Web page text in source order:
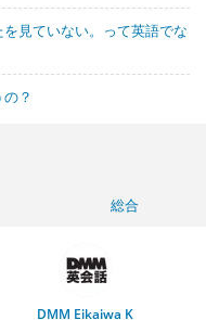
見ていない。って英語でな
？
総合
DMM Eikaiwa K